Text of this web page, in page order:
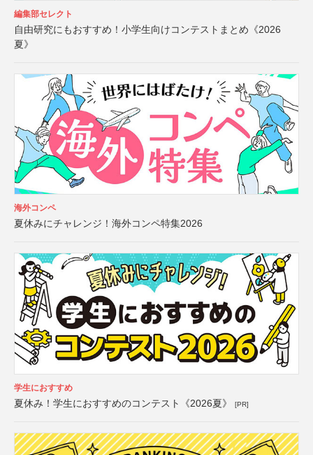
編集部セレクト
自由研究にもおすすめ！小学生向けコンテストまとめ《2026
夏》
海外コンペ
夏休みにチャレンジ！海外コンペ特集2026
学生におすすめ
夏休み！学生におすすめのコンテスト《2026夏》 [PR]